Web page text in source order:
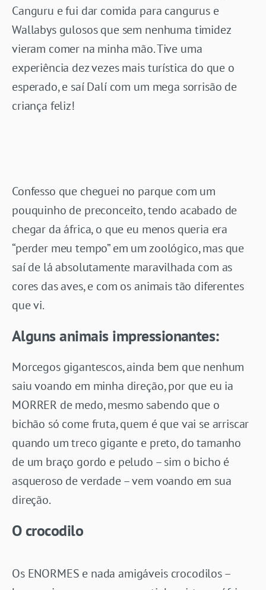
Canguru e fui dar comida para cangurus e
Wallabys gulosos que sem nenhuma timidez
vieram comer na minha mão. Tive uma
experiência dez vezes mais turística do que o
esperado, e saí Dalí com um mega sorrisão de
criança feliz!
Confesso que cheguei no parque com um
pouquinho de preconceito, tendo acabado de
chegar da áfrica, o que eu menos queria era
“perder meu tempo” em um zoológico, mas que
saí de lá absolutamente maravilhada com as
cores das aves, e com os animais tão diferentes
que vi.
Alguns animais impressionantes:
Morcegos gigantescos, ainda bem que nenhum
saiu voando em minha direção, por que eu ia
MORRER de medo, mesmo sabendo que o
bichão só come fruta, quem é que vai se arriscar
quando um treco gigante e preto, do tamanho
de um braço gordo e peludo – sim o bicho é
asqueroso de verdade – vem voando em sua
direção.
O crocodilo
Os ENORMES e nada amigáveis crocodilos –